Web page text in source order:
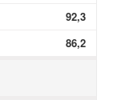
92,3
86,2